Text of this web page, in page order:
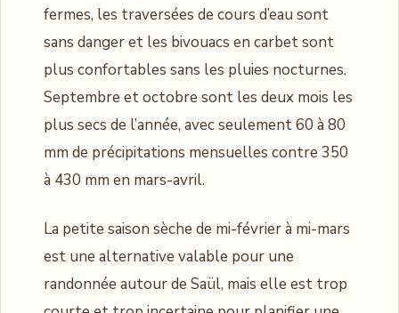
fermes, les traversées de cours d’eau sont
sans danger et les bivouacs en carbet sont
plus confortables sans les pluies nocturnes.
Septembre et octobre sont les deux mois les
plus secs de l’année, avec seulement 60 à 80
mm de précipitations mensuelles contre 350
à 430 mm en mars-avril.
La petite saison sèche de mi-février à mi-mars
est une alternative valable pour une
randonnée autour de Saül, mais elle est trop